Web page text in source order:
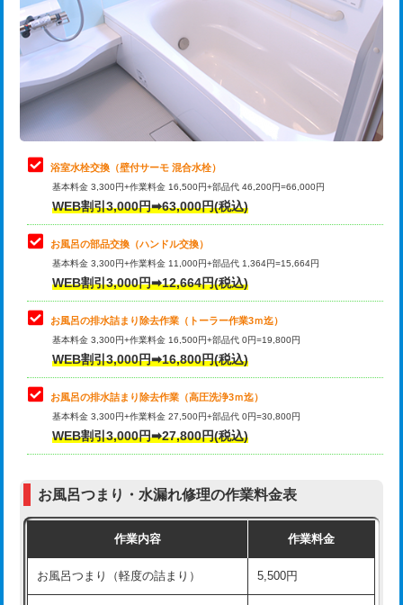
カメラ調査 33,000円
桝清掃 8,800円
止水・漏水調査・防水処理・清掃・修
理・調整・分解・加工など（軽作業）
止水・漏水調査・防水処理・清掃・修
理・調整・分解・加工など（中作業）
22,000円
止水・漏水調査・防水処理・清掃・修
理・調整・分解・加工など（重作業）
33,000円
トイレタンク脱着
トイレ便器脱着
タンクレストイレ脱着 33,000円
小便器トイレ脱着
その他部品の脱着 8,800円～
交換・取付（タンク）
交換・取付（普通便座） 11,000円+材料費
交換・取付（温水洗浄便座） 16,500円+材料費
交換・取付(単水栓（壁付・デッキ
式）)
13,200円+材料費
浴室水栓交換（壁付サーモ 混合水栓）
基本料金 3,300円+作業料金 16,500円+部品代 46,200円=66,000円
WEB割引3,000円➡63,000円(税込)
お風呂の部品交換（ハンドル交換）
基本料金 3,300円+作業料金 11,000円+部品代 1,364円=15,664円
WEB割引3,000円➡12,664円(税込)
お風呂の排水詰まり除去作業（トーラー作業3ｍ迄）
基本料金 3,300円+作業料金 16,500円+部品代 0円=19,800円
WEB割引3,000円➡16,800円(税込)
お風呂の排水詰まり除去作業（高圧洗浄3ｍ迄）
基本料金 3,300円+作業料金 27,500円+部品代 0円=30,800円
WEB割引3,000円➡27,800円(税込)
お風呂つまり・水漏れ修理の作業料金表
作業内容 作業料金
お風呂つまり（軽度の詰まり） 5,500円